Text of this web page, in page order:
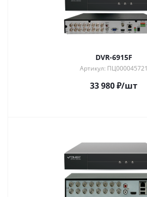
DVR-6915F
Артикул: ПЦ000045721
33 980₽/шт